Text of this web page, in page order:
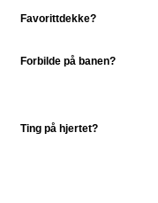
Favorittdekke?
Forbilde på banen?
Ting på hjertet?